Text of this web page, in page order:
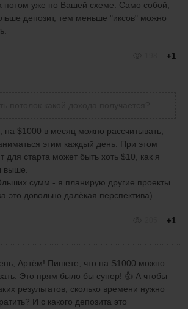
потом уже по Вашей схеме. Само собой,
депозит, тем меньше "иксов" можно
+1
$1000 в месяц можно рассчитывать,
этим каждый день. При этом
для старта может быть хоть $10, как я
выше.
сумм - я планирую другие проекты
это довольно далёкая перспектива).
+1
Артём! Пишете, что на S1000 можно
Это прям было бы супер! 👍 А чтобы
результатов, сколько времени нужно
И с какого депозита это